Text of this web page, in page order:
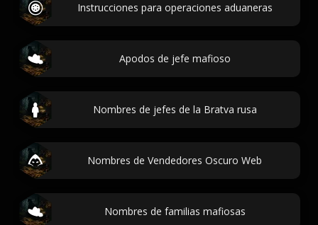
Instrucciones para operaciones aduaneras
Apodos de jefe mafioso
Nombres de jefes de la Bratva rusa
Nombres de Vendedores Oscuro Web
Nombres de familias mafiosas